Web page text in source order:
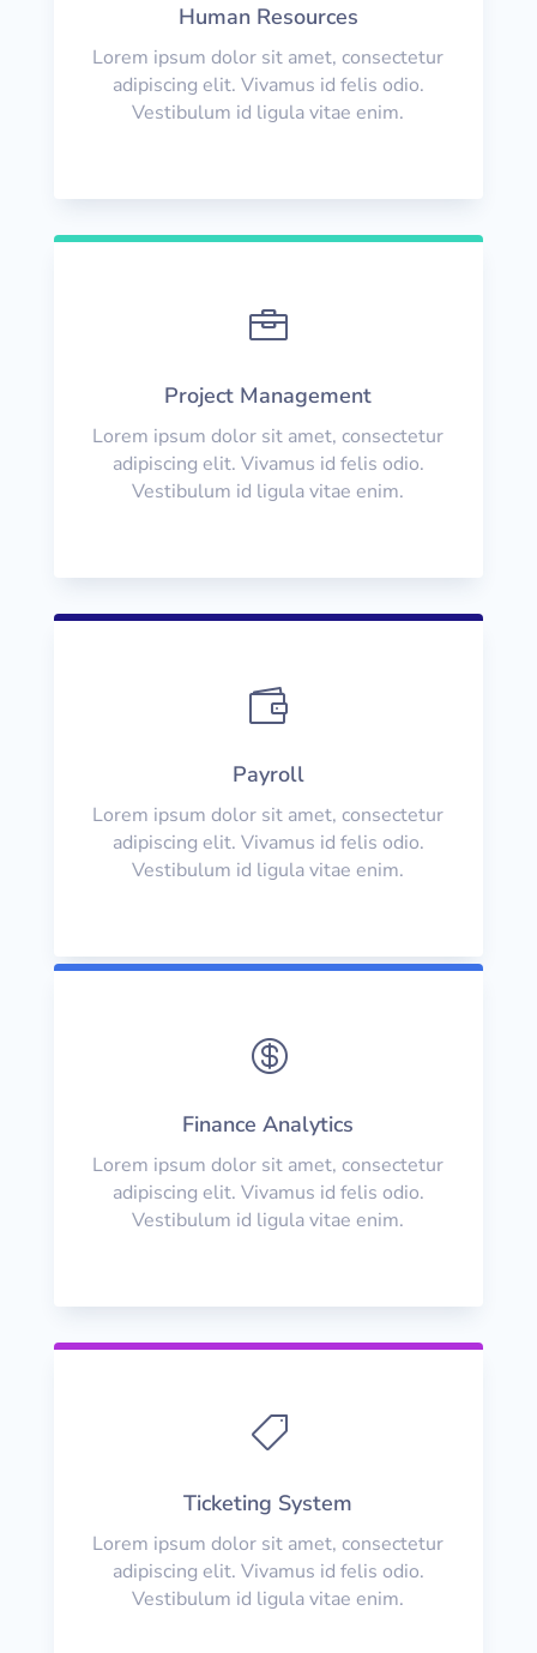
Human Resources
Lorem ipsum dolor sit amet, consectetur
adipiscing elit. Vivamus id felis odio.
Vestibulum id ligula vitae enim.

Project Management
Lorem ipsum dolor sit amet, consectetur
adipiscing elit. Vivamus id felis odio.
Vestibulum id ligula vitae enim.

Payroll
Lorem ipsum dolor sit amet, consectetur
adipiscing elit. Vivamus id felis odio.
Vestibulum id ligula vitae enim.

Finance Analytics
Lorem ipsum dolor sit amet, consectetur
adipiscing elit. Vivamus id felis odio.
Vestibulum id ligula vitae enim.

Ticketing System
Lorem ipsum dolor sit amet, consectetur
adipiscing elit. Vivamus id felis odio.
Vestibulum id ligula vitae enim.